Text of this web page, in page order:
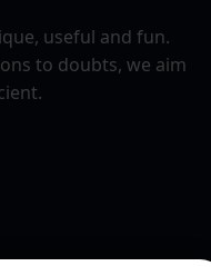
useful and fun.
to doubts, we aim